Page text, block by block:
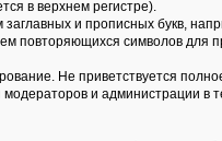
в верхнем регистре).
заглавных и прописных букв,
повторяющихся символов для
Не приветствуется
модераторов и администрации в